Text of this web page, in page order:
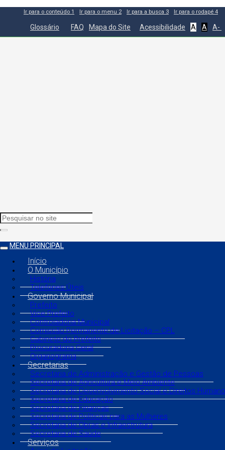
Ir para o conteúdo 1 Ir para o menu 2 Ir para a busca 3 Ir para o rodapé 4
Glossário FAQ Mapa do Site Acessibilidade A A A-
MENU PRINCIPAL
Início
O Município
História
Telefones Úteis
Governo Municipal
Prefeito
Vice Prefeito
Controladoria Municipal
Comissão Permanente de Licitação – CPL
Gabinete do Prefeito
Procuradoria Geral
Organograma
Secretarias
Secretaria de Administração e Gestão de Pessoas
Secretaria de Agricultura e Meio Ambiente
Secretaria de Desenvolvimento Social e Direitos
Secretaria de Educação
Secretaria de Finanças
Secretaria de Políticas para as Mulheres
Secretaria de Obras e Infraestrutura
Secretaria de Saúde
Serviços